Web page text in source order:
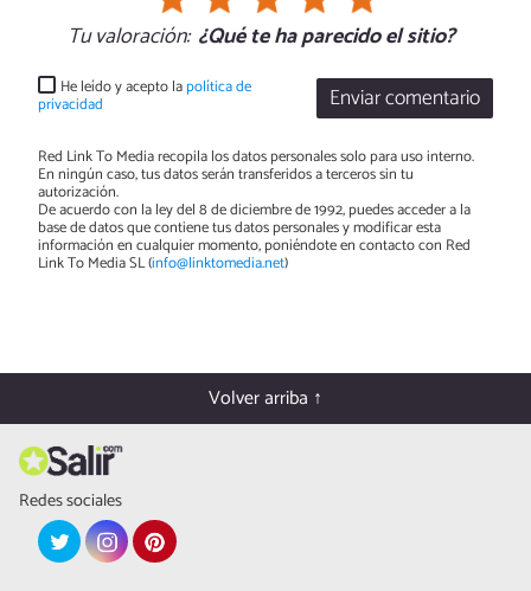
Tu valoración: ¿Qué te ha parecido el sitio?
Enviar comentario
He leído y acepto lapolítica de
privacidad
Red Link To Media recopila los datos personales solo para uso interno.
En ningún caso, tus datos serán transferidos a terceros sin tu
autorización.
De acuerdo con la ley del 8 de diciembre de 1992, puedes acceder a la
base de datos que contiene tus datos personales y modificar esta
información en cualquier momento, poniéndote en contacto con Red
Link To Media SL (info@linktomedia.net)
Volver arriba ↑
Redes sociales